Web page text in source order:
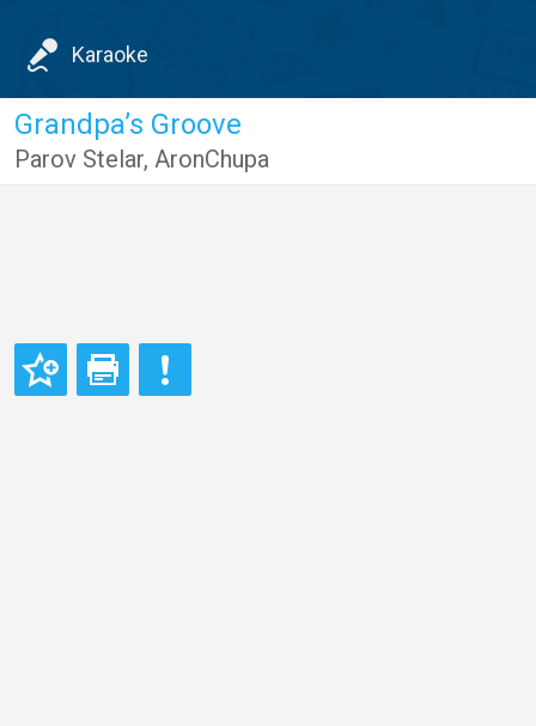
Karaoke
Grandpa’s Groove
Parov Stelar, AronChupa